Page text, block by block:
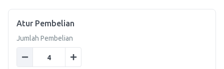
Atur Pembelian
Jumlah Pembelian